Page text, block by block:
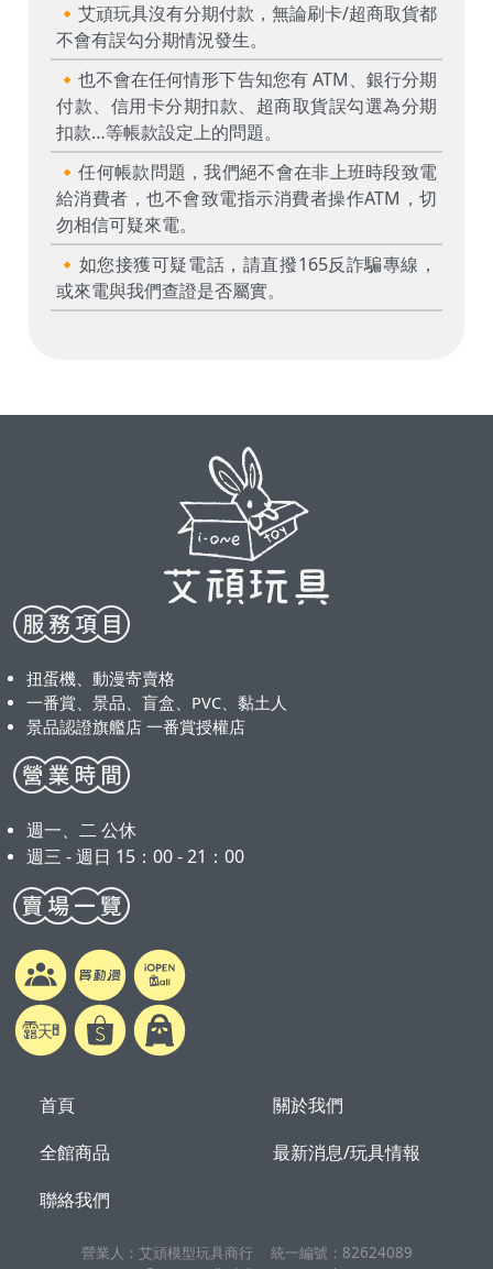
🔸艾頑玩具沒有分期付款，無論刷卡/超商取貨都
不會有誤勾分期情況發生。
🔸也不會在任何情形下告知您有 ATM、銀行分期
付款、信用卡分期扣款、超商取貨誤勾選為分期
扣款…等帳款設定上的問題。
🔸任何帳款問題，我們絕不會在非上班時段致電
給消費者，也不會致電指示消費者操作ATM，切
勿相信可疑來電。
🔸如您接獲可疑電話，請直撥165反詐騙專線，
或來電與我們查證是否屬實。
扭蛋機、動漫寄賣格
一番賞、景品、盲盒、PVC、黏土人
景品認證旗艦店 一番賞授權店
週一、二 公休
週三 - 週日 15：00 - 21：00
首頁
關於我們
全館商品
最新消息/玩具情報
聯絡我們
營業人： 艾頑模型玩具商行 統一編號： 82624089